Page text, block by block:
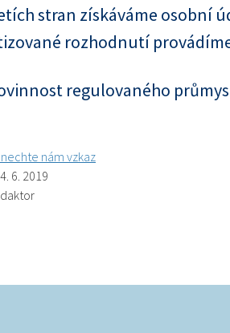
stran získáváme osobní
rozhodnutí
regulovaného
nám vzkaz
6. 2019